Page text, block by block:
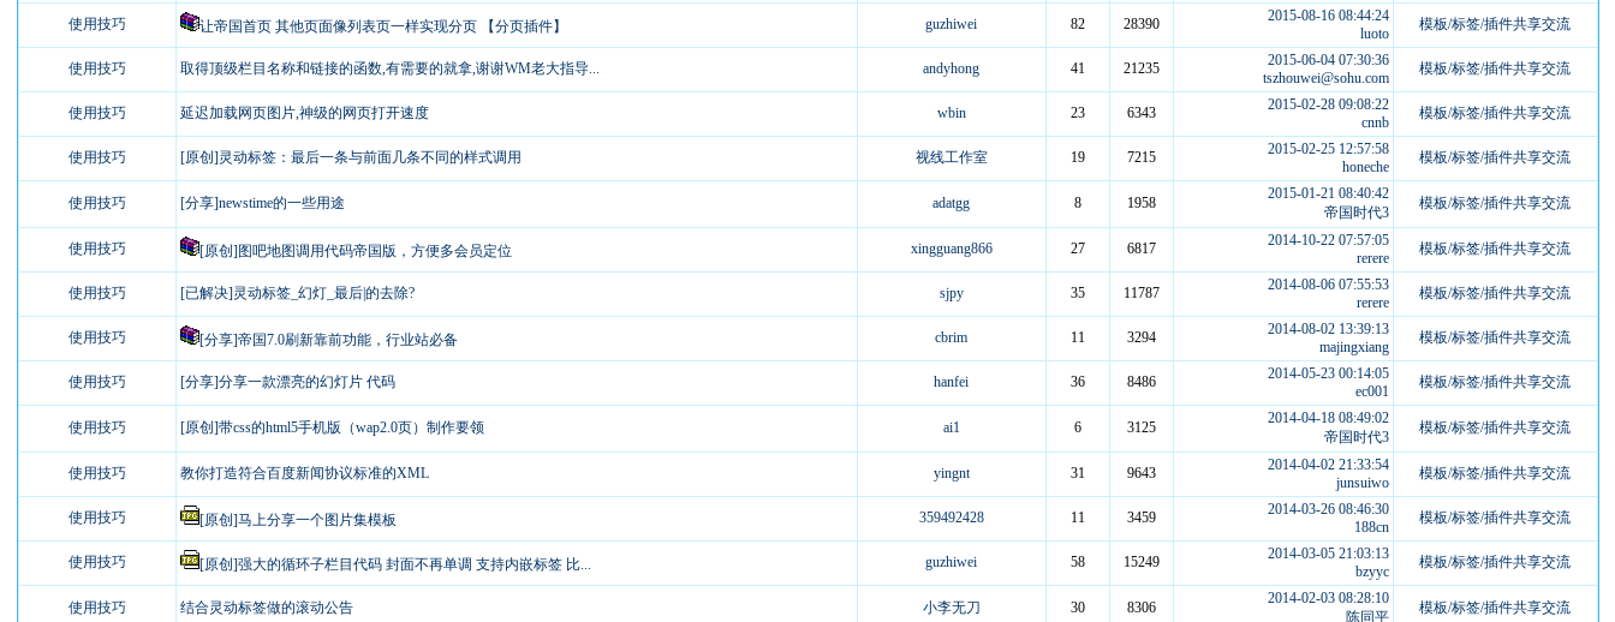
使用技巧 让帝国首页 其他页面像列表页一样实现分页 【分页插件】 guzhiwei 82 28390
2015-08-16 08:44:24
luoto
模板/标签/插件共享交流
使用技巧 取得顶级栏目名称和链接的函数,有需要的就拿,谢谢WM老大指导... andyhong 41 21235
2015-06-04 07:30:36
tszhouwei@sohu.com
模板/标签/插件共享交流
使用技巧 延迟加载网页图片,神级的网页打开速度 wbin 23 6343
2015-02-28 09:08:22
cnnb
模板/标签/插件共享交流
使用技巧 [原创]灵动标签：最后一条与前面几条不同的样式调用 视线工作室 19 7215
2015-02-25 12:57:58
honeche
模板/标签/插件共享交流
使用技巧 [分享]newstime的一些用途 adatgg 8 1958
2015-01-21 08:40:42
帝国时代3
模板/标签/插件共享交流
使用技巧 [原创]图吧地图调用代码帝国版，方便多会员定位 xingguang866 27 6817
2014-10-22 07:57:05
rerere
模板/标签/插件共享交流
使用技巧 [已解决]灵动标签_幻灯_最后|的去除? sjpy 35 11787
2014-08-06 07:55:53
rerere
模板/标签/插件共享交流
使用技巧 [分享]帝国7.0刷新靠前功能，行业站必备 cbrim 11 3294
2014-08-02 13:39:13
majingxiang
模板/标签/插件共享交流
使用技巧 [分享]分享一款漂亮的幻灯片 代码 hanfei 36 8486
2014-05-23 00:14:05
ec001
模板/标签/插件共享交流
使用技巧 [原创]带css的html5手机版（wap2.0页）制作要领 ai1 6 3125
2014-04-18 08:49:02
帝国时代3
模板/标签/插件共享交流
使用技巧 教你打造符合百度新闻协议标准的XML yingnt 31 9643
2014-04-02 21:33:54
junsuiwo
模板/标签/插件共享交流
使用技巧 [原创]马上分享一个图片集模板 359492428 11 3459
2014-03-26 08:46:30
188cn
模板/标签/插件共享交流
使用技巧 [原创]强大的循环子栏目代码 封面不再单调 支持内嵌标签 比... guzhiwei 58 15249
2014-03-05 21:03:13
bzyyc
模板/标签/插件共享交流
使用技巧 结合灵动标签做的滚动公告 小李无刀 30 8306
2014-02-03 08:28:10
陈同平
模板/标签/插件共享交流